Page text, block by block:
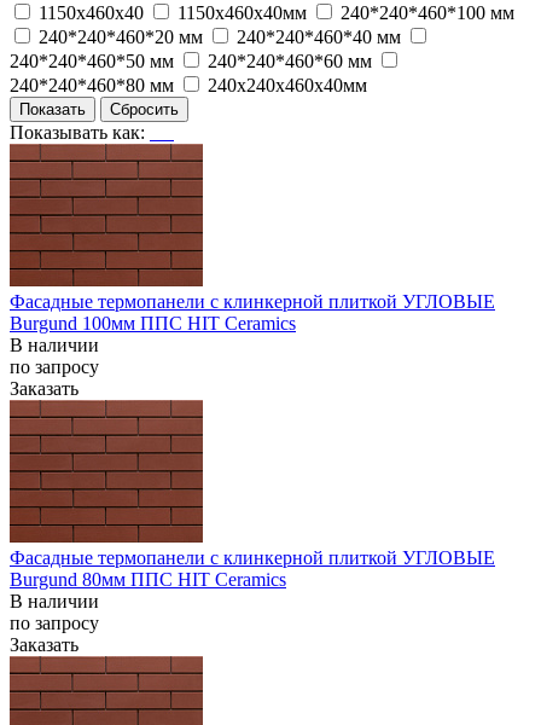
1150х460х40
1150х460х40мм
240*240*460*100 мм
240*240*460*20 мм
240*240*460*40 мм
240*240*460*50 мм
240*240*460*60 мм
240*240*460*80 мм
240х240х460х40мм
Показывать как:
Фасадные термопанели с клинкерной плиткой УГЛОВЫЕ
Burgund 100мм ППС HIT Ceramics
В наличии
по запросу
Заказать
Фасадные термопанели с клинкерной плиткой УГЛОВЫЕ
Burgund 80мм ППС HIT Ceramics
В наличии
по запросу
Заказать